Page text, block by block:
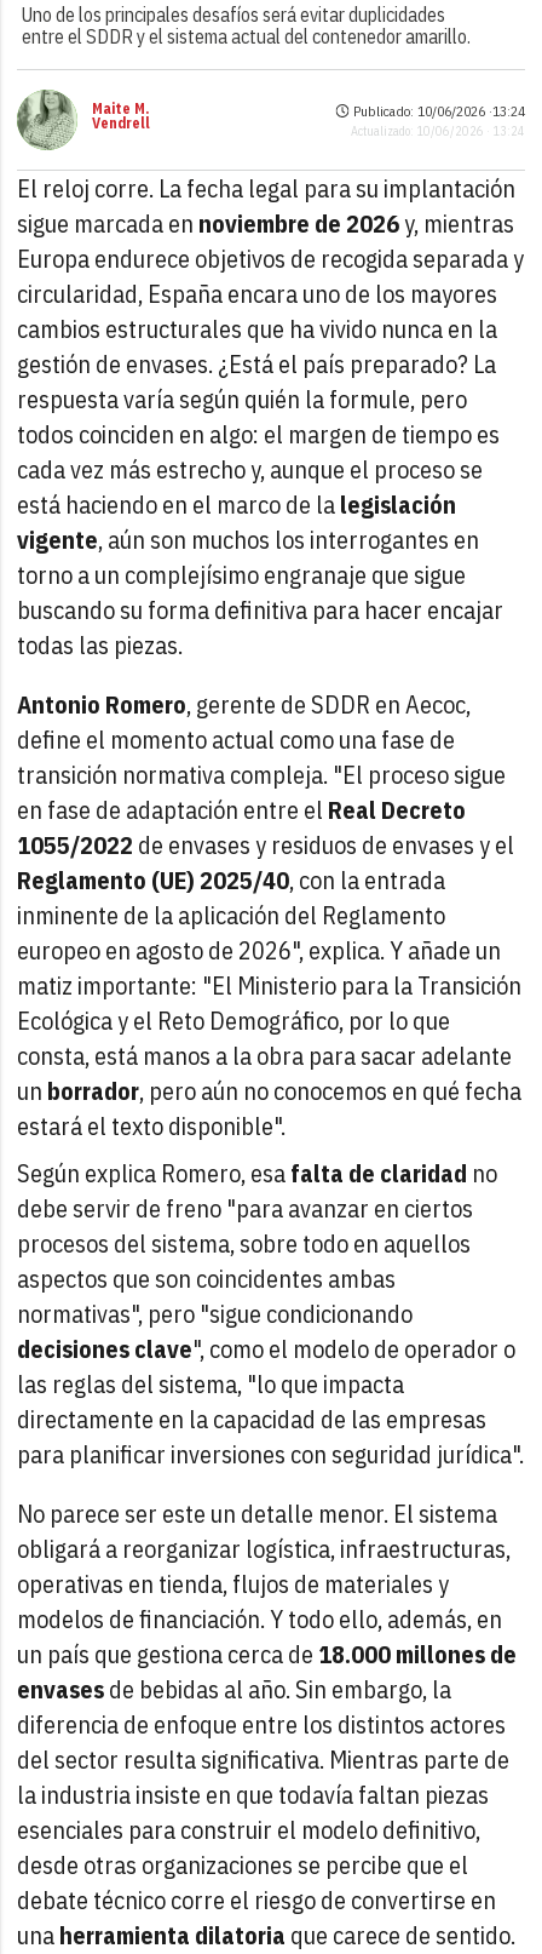
Uno de los principales desafíos será evitar duplicidades
entre el SDDR y el sistema actual del contenedor amarillo.
Maite M.
Vendrell
Publicado: 10/06/2026 ·13:24
Actualizado: 10/06/2026 · 13:24
El reloj corre. La fecha legal para su implantación
sigue marcada en noviembre de 2026y, mientras
Europa endurece objetivos de recogida separada y
circularidad, España encara uno de los mayores
cambios estructurales que ha vivido nunca en la
gestión de envases. ¿Está el país preparado? La
respuesta varía según quién la formule, pero
todos coinciden en algo: el margen de tiempo es
cada vez más estrecho y, aunque el proceso se
está haciendo en el marco de lalegislación
vigente, aún son muchos los interrogantes en
torno a un complejísimo engranaje que sigue
buscando su forma definitiva para hacer encajar
todas las piezas.
Antonio Romero, gerente de SDDR en Aecoc,
define el momento actual como una fase de
transición normativa compleja. "El proceso sigue
en fase de adaptación entre el Real Decreto
1055/2022 de envases y residuos de envases y el
Reglamento (UE) 2025/40, con la entrada
inminente de la aplicación del Reglamento
europeo en agosto de 2026", explica. Y añade un
matiz importante: "El Ministerio para la Transición
Ecológica y el Reto Demográfico, por lo que
consta, está manos a la obra para sacar adelante
un borrador, pero aún no conocemos en qué fecha
estará el texto disponible".
Según explica Romero, esafalta de claridad no
debe servir de freno "para avanzar en ciertos
procesos del sistema, sobre todo en aquellos
aspectos que son coincidentes ambas
normativas", pero "sigue condicionando
decisiones clave", como el modelo de operador o
las reglas del sistema, "lo que impacta
directamente en la capacidad de las empresas
para planificar inversiones con seguridad jurídica".
No parece ser este un detalle menor. El sistema
obligará a reorganizar logística, infraestructuras,
operativas en tienda, flujos de materiales y
modelos de financiación. Y todo ello, además, en
un país que gestiona cerca de 18.000 millones de
envasesde bebidas al año. Sin embargo, la
diferencia de enfoque entre los distintos actores
del sector resulta significativa. Mientras parte de
la industria insiste en que todavía faltan piezas
esenciales para construir el modelo definitivo,
desde otras organizaciones se percibe que el
debate técnico corre el riesgo de convertirse en
unaherramienta dilatoria que carece de sentido.